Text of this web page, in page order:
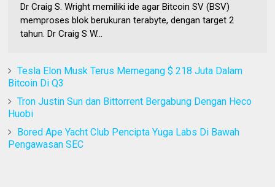
Dr Craig S. Wright memiliki ide agar Bitcoin SV (BSV)
memproses blok berukuran terabyte, dengan target 2
tahun. Dr Craig S W...
Tesla Elon Musk Terus Memegang $ 218 Juta Dalam
Bitcoin Di Q3
Tron Justin Sun dan Bittorrent Bergabung Dengan Heco
Huobi
Bored Ape Yacht Club Pencipta Yuga Labs Di Bawah
Pengawasan SEC